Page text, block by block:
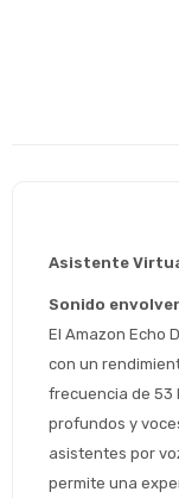
Asistente
Sonido
El Amazon Echo
con un
frecuencia de 53
profundos y
asistentes por
permite una